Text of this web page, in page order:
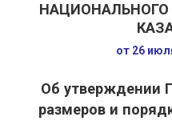
НАЦИОНАЛЬНОГО
от 26
Об утверждении
размеров и